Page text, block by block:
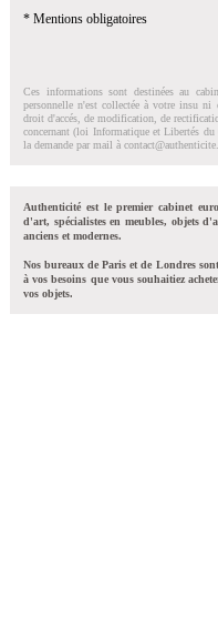
* Mentions obligatoires
Ces informations sont destinées au
personnelle n'est collectée à votre insu ni
droit d'accés, de modification, de
concernant (loi Informatique et Libertés
la demande par mail à
Authenticité est le premier cabinet
d'art, spécialistes en meubles, objets
anciens et modernes.
Nos bureaux de Paris et de Londres
à vos besoins que vous souhaitiez
vos objets.